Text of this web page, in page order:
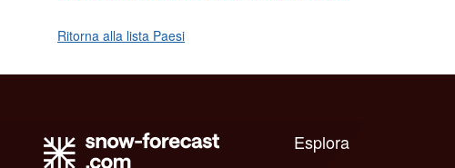
Ritorna alla lista Paesi
Esplora